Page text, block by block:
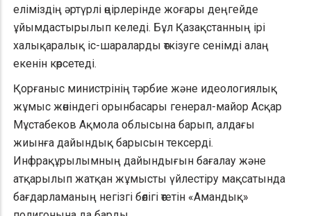
еліміздің әртүрлі өңірлерінде жоғары деңгейде
ұйымдастырылып келеді. Бұл Қазақстанның ірі
халықаралық іс-шараларды өткізуге сенімді алаң
екенін көрсетеді.
Қорғаныс министрінің тәрбие және идеологиялық
жұмыс жөніндегі орынбасары генерал-майор Асқар
Мұстабеков Ақмола облысына барып, алдағы
жиынға дайындық барысын тексерді.
Инфрақұрылымның дайындығын бағалау және
атқарылып жатқан жұмысты үйлестіру мақсатында
бағдарламаның негізгі бөлігі өтетін «Амандық»